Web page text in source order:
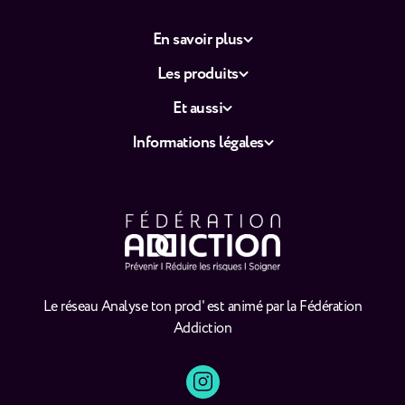
Le réseau Analyse ton prod' est animé par la Fédération
Addiction
En savoir plus
Les produits
Et aussi
Informations légales